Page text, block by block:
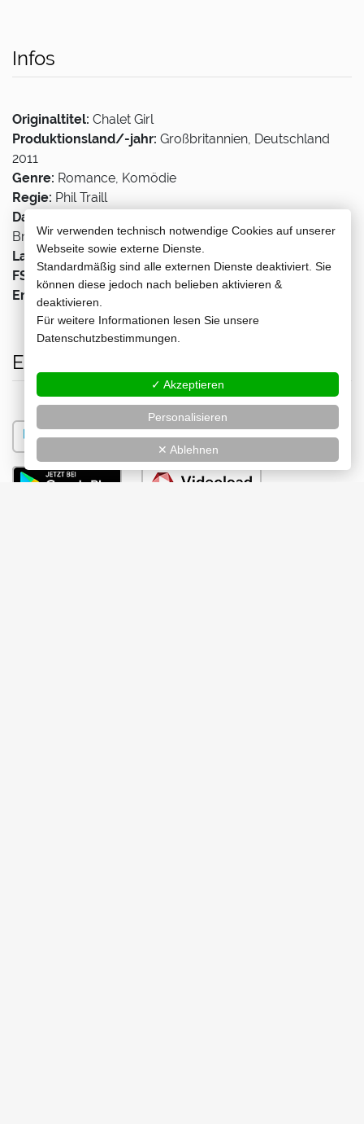
Als Teil einer Werkschau auf weltkino.de bietet
V rámci spolupráce s weltkino.de nabízí
V rámci online filmového týdne na weltkino.de spustil
Infos
Originaltitel: Chalet Girl
Produktionsland/-jahr: Großbritannien, Deutschland
2011
Genre: Romance, Komödie
Regie: Phil Traill
Darsteller:
Brooke Shields
Lauflänge:96 min
FSK:0
Erscheinungstermin:
Erhältlich bei
Wir verwenden technisch notwendige Cookies auf unserer
Webseite sowie externe Dienste.
Standardmäßig sind alle externen Dienste deaktiviert. Sie
können diese jedoch nach belieben aktivieren &
deaktivieren.
Für weitere Informationen lesen Sie unsere
Datenschutzbestimmungen.
✓ Akzeptieren
Personalisieren
✕ Ablehnen